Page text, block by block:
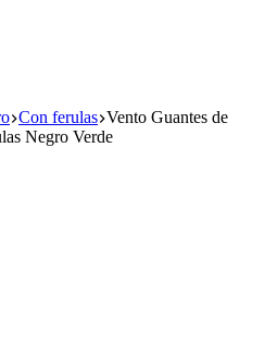
Con ferulas Vento Guantes de
Negro Verde